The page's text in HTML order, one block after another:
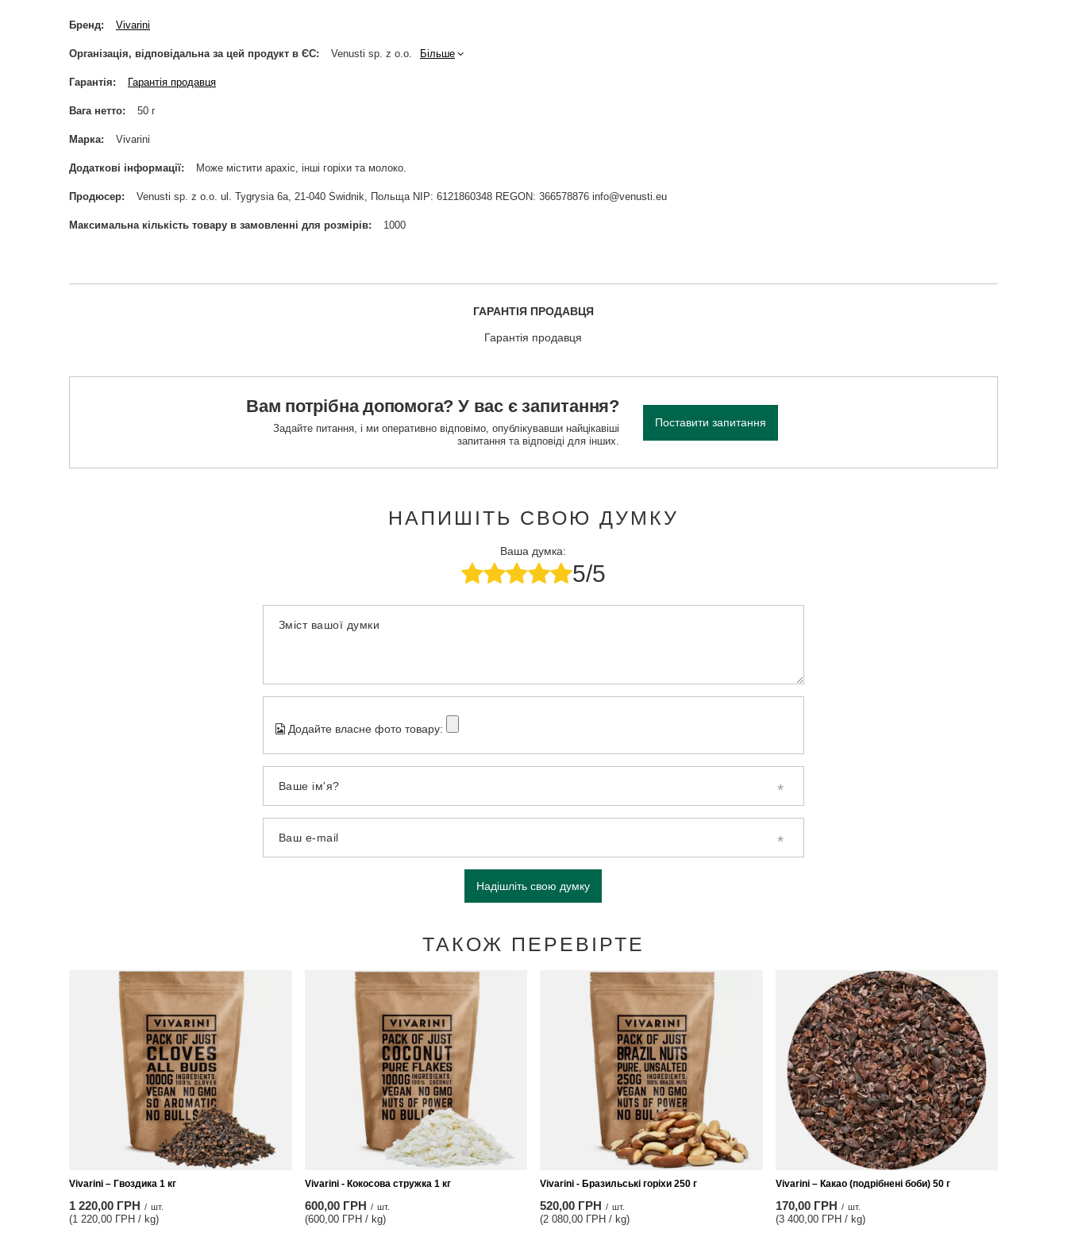
Бренд Vivarini
Організація, відповідальна за цей продукт в ЄС Venusti sp. z o.o. Більше
Гарантія Гарантія продавця
Вага нетто 50 г
Марка Vivarini
Додаткові інформації Може містити арахіс, інші горіхи та молоко.
Продюсер Venusti sp. z o.o. ul. Tygrysia 6a, 21-040 Świdnik, Польща NIP: 6121860348 REGON: 366578876 info@venusti.eu
Максимальна кількість товару в замовленні для розмірів 1000
ГАРАНТІЯ ПРОДАВЦЯ
Гарантія продавця
Вам потрібна допомога? У вас є запитання?
Задайте питання, і ми оперативно відповімо, опублікувавши найцікавіші
запитання та відповіді для інших.
Поставити запитання
НАПИШІТЬ СВОЮ ДУМКУ
Ваша думка:
5/5
Зміст вашої думки
Додайте власне фото товару:
Ваше ім'я?
Ваш e-mail
Надішліть свою думку
ТАКОЖ ПЕРЕВІРТЕ
Vivarini – Гвоздика 1 кг
1 220,00 ГРН / шт.
(1 220,00 ГРН / kg)
Vivarini - Кокосова стружка 1 кг
600,00 ГРН / шт.
(600,00 ГРН / kg)
Vivarini - Бразильські горіхи 250 г
520,00 ГРН / шт.
(2 080,00 ГРН / kg)
Vivarini – Какао (подрібнені боби) 50 г
170,00 ГРН / шт.
(3 400,00 ГРН / kg)